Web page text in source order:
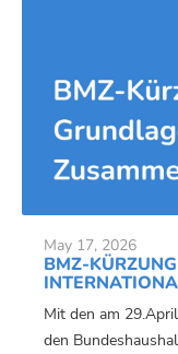
May 17, 2026
BMZ-
Mit den am
den